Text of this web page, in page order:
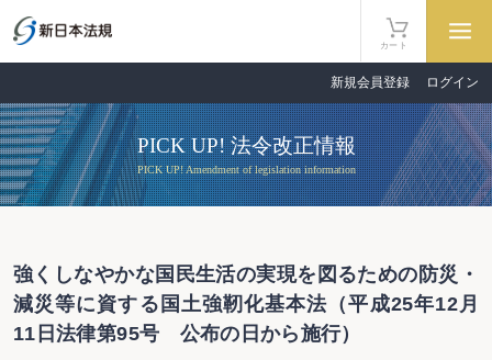
カート
新規会員登録 ログイン
PICK UP! 法令改正情報
PICK UP! Amendment of legislation information
強くしなやかな国民生活の実現を図るための防災・
減災等に資する国土強靭化基本法（平成25年12月
11日法律第95号 公布の日から施行）